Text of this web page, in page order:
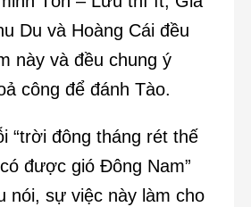
Du và Hoàng Cái đều
này và đều chung ý
công để đánh Tào.
“trời đông tháng rét thế
được gió Đông Nam”
nói, sự việc này làm cho